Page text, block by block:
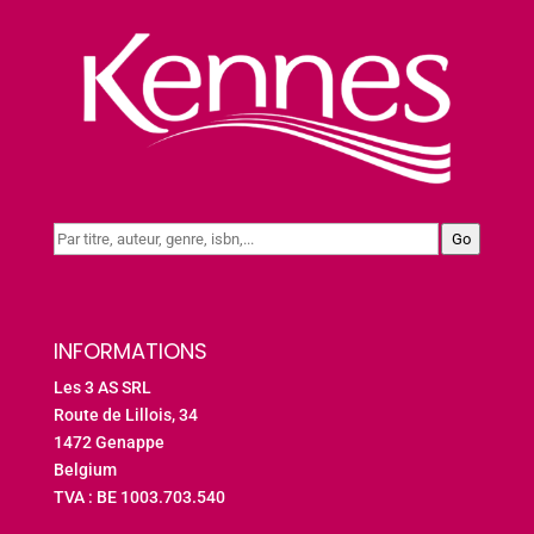
Go
INFORMATIONS
Les 3 AS SRL
Route de Lillois, 34
1472 Genappe
Belgium
TVA : BE 1003.703.540